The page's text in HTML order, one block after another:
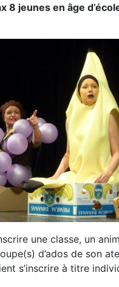
8 jeunes en âge
une classe, un
d’ados de son
s’inscrire à titre